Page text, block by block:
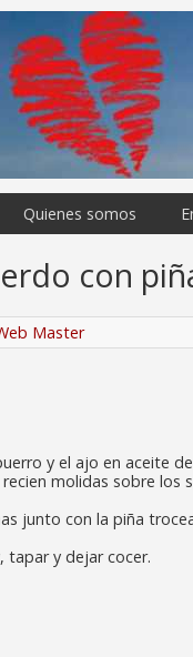
Quienes somos
con
Master
y el ajo en aceite
molidas sobre los
junto con la piña
tapar y dejar cocer.